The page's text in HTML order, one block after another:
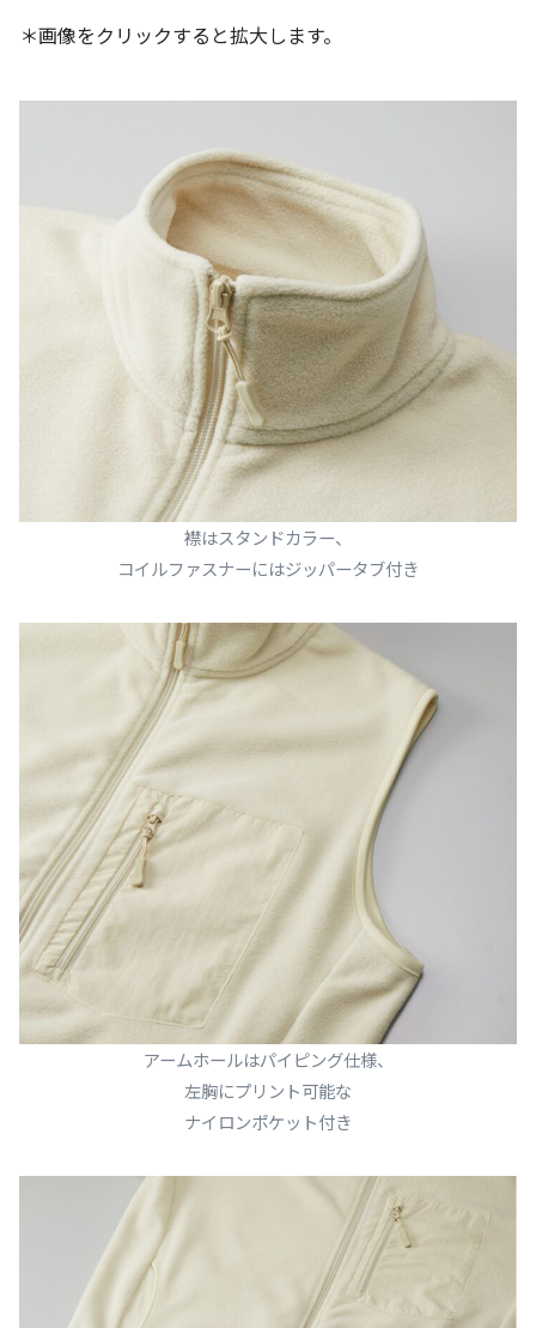
＊画像をクリックすると拡大します。
襟はスタンドカラー、
コイルファスナーにはジッパータブ付き
アームホールはパイピング仕様、
左胸にプリント可能な
ナイロンポケット付き